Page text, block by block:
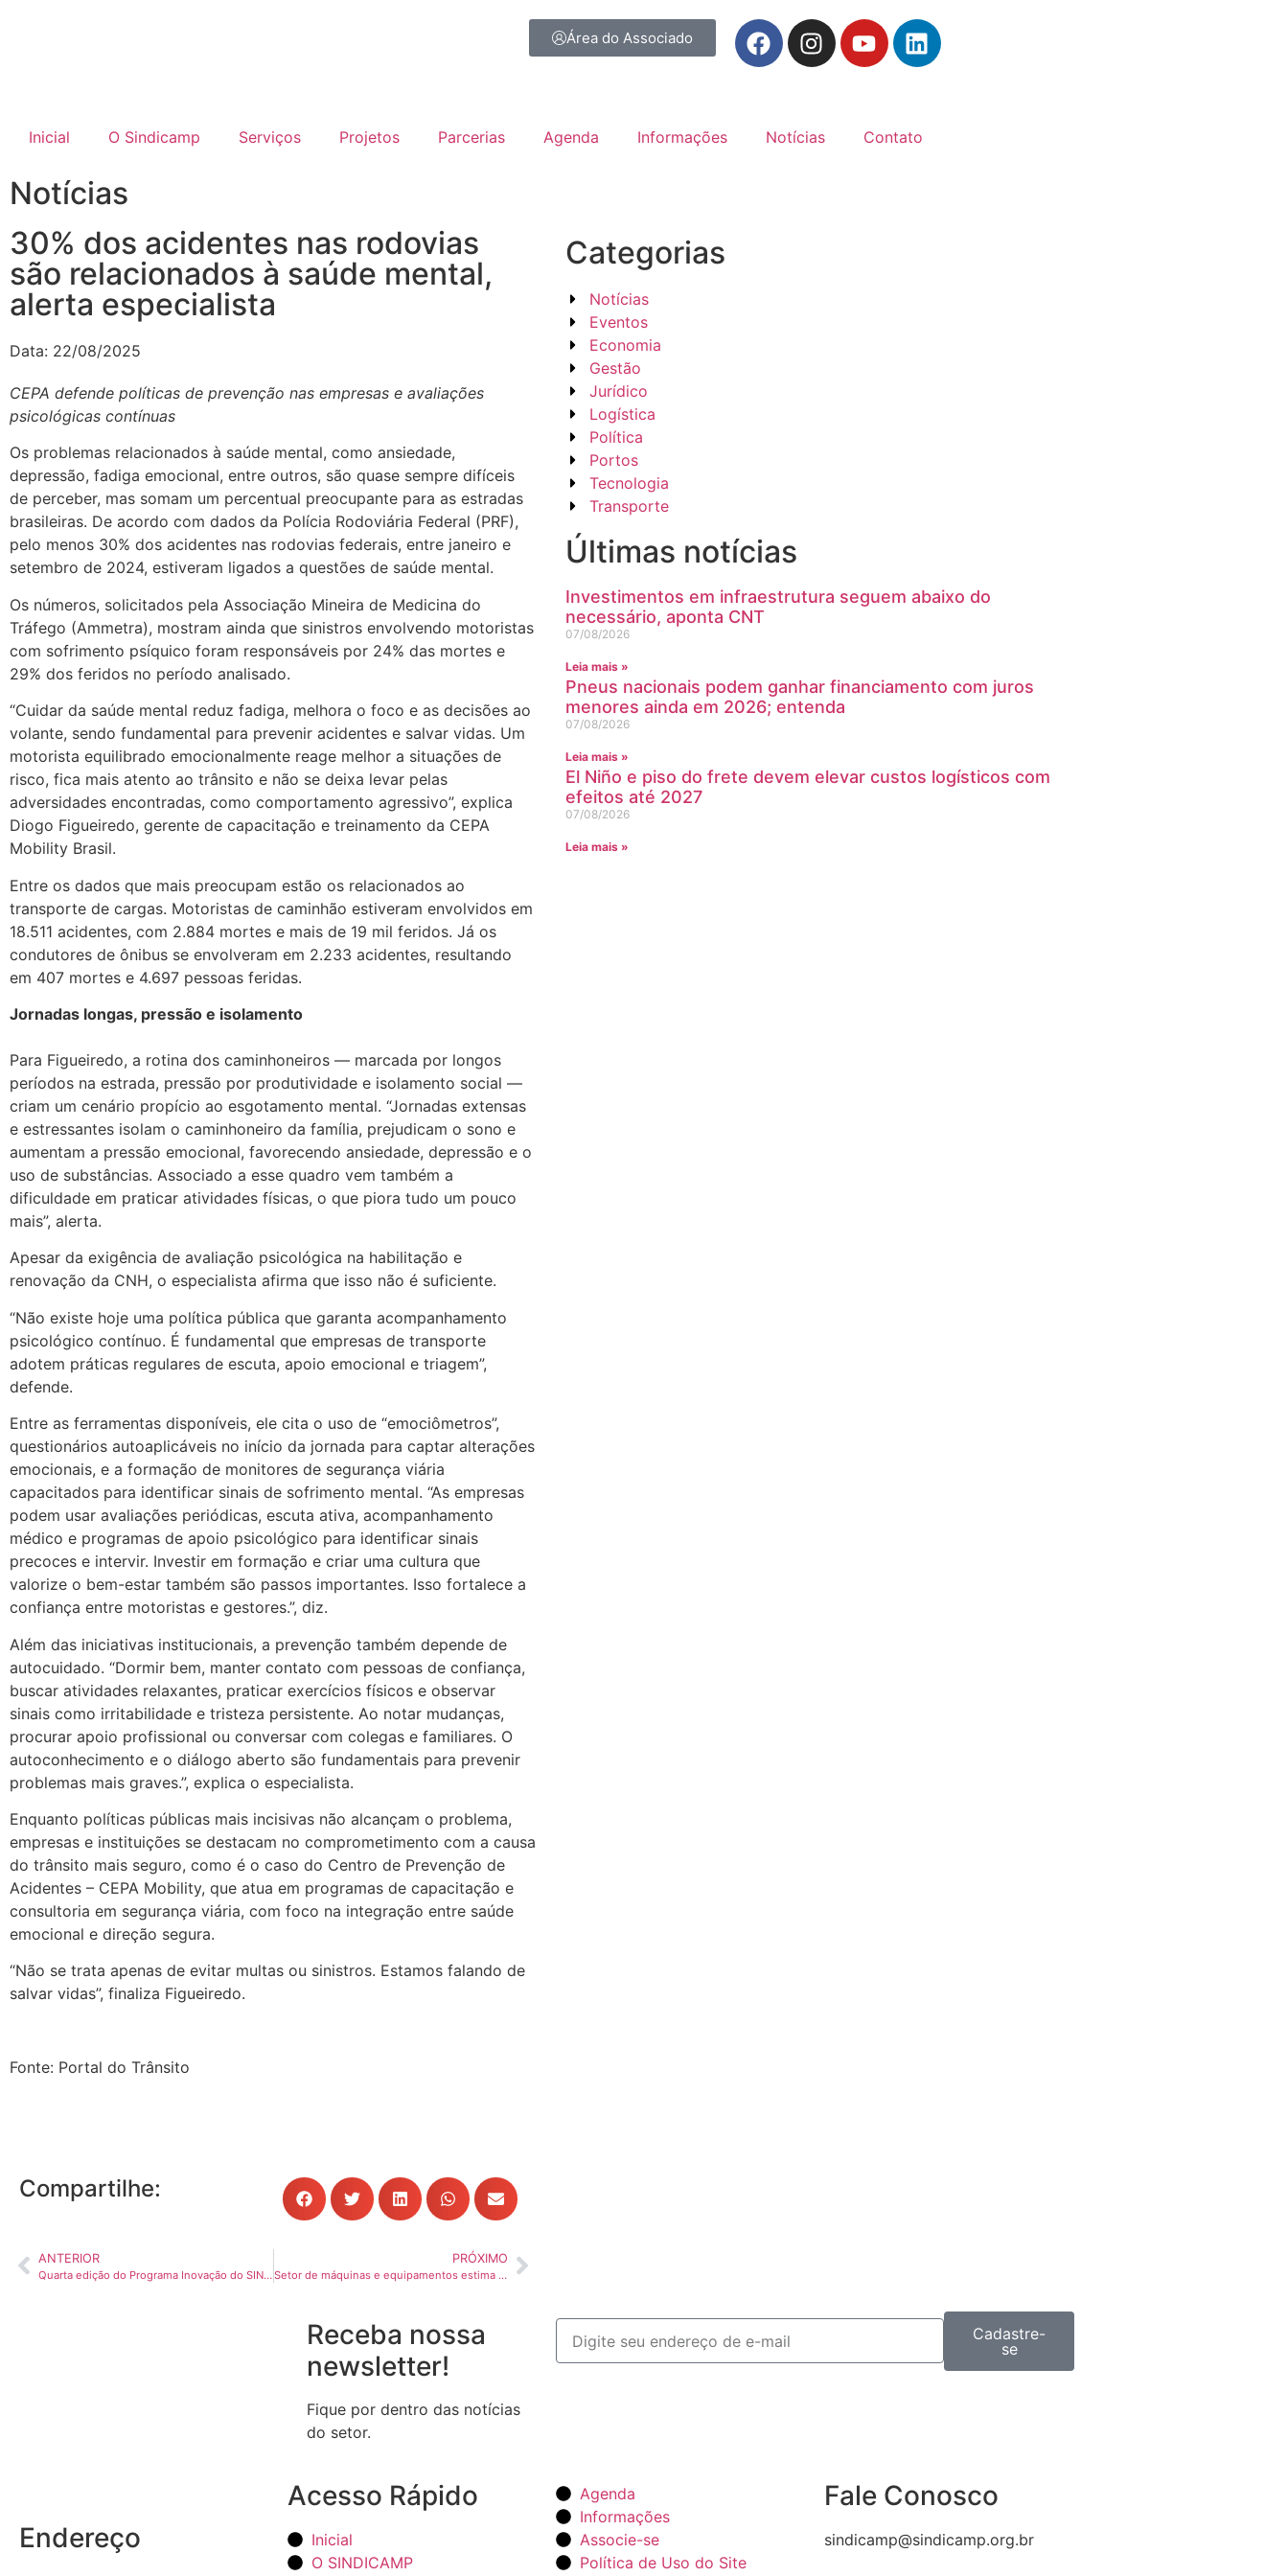
Área do Associado
Inicial O Sindicamp Serviços Projetos Parcerias Agenda Informações Notícias Contato
Notícias
30% dos acidentes nas rodovias
são relacionados à saúde mental,
alerta especialista
Data: 22/08/2025
CEPA defende políticas de prevenção nas empresas e avaliações
psicológicas contínuas
Os problemas relacionados à saúde mental, como ansiedade,
depressão, fadiga emocional, entre outros, são quase sempre difíceis
de perceber, mas somam um percentual preocupante para as estradas
brasileiras. De acordo com dados da Polícia Rodoviária Federal (PRF),
pelo menos 30% dos acidentes nas rodovias federais, entre janeiro e
setembro de 2024, estiveram ligados a questões de saúde mental.
Os números, solicitados pela Associação Mineira de Medicina do
Tráfego (Ammetra), mostram ainda que sinistros envolvendo motoristas
com sofrimento psíquico foram responsáveis por 24% das mortes e
29% dos feridos no período analisado.
“Cuidar da saúde mental reduz fadiga, melhora o foco e as decisões ao
volante, sendo fundamental para prevenir acidentes e salvar vidas. Um
motorista equilibrado emocionalmente reage melhor a situações de
risco, fica mais atento ao trânsito e não se deixa levar pelas
adversidades encontradas, como comportamento agressivo”, explica
Diogo Figueiredo, gerente de capacitação e treinamento da CEPA
Mobility Brasil.
Entre os dados que mais preocupam estão os relacionados ao
transporte de cargas. Motoristas de caminhão estiveram envolvidos em
18.511 acidentes, com 2.884 mortes e mais de 19 mil feridos. Já os
condutores de ônibus se envolveram em 2.233 acidentes, resultando
em 407 mortes e 4.697 pessoas feridas.
Jornadas longas, pressão e isolamento
Para Figueiredo, a rotina dos caminhoneiros — marcada por longos
períodos na estrada, pressão por produtividade e isolamento social —
criam um cenário propício ao esgotamento mental. “Jornadas extensas
e estressantes isolam o caminhoneiro da família, prejudicam o sono e
aumentam a pressão emocional, favorecendo ansiedade, depressão e o
uso de substâncias. Associado a esse quadro vem também a
dificuldade em praticar atividades físicas, o que piora tudo um pouco
mais”, alerta.
Apesar da exigência de avaliação psicológica na habilitação e
renovação da CNH, o especialista afirma que isso não é suficiente.
“Não existe hoje uma política pública que garanta acompanhamento
psicológico contínuo. É fundamental que empresas de transporte
adotem práticas regulares de escuta, apoio emocional e triagem”,
defende.
Entre as ferramentas disponíveis, ele cita o uso de “emociômetros”,
questionários autoaplicáveis no início da jornada para captar alterações
emocionais, e a formação de monitores de segurança viária
capacitados para identificar sinais de sofrimento mental. “As empresas
podem usar avaliações periódicas, escuta ativa, acompanhamento
médico e programas de apoio psicológico para identificar sinais
precoces e intervir. Investir em formação e criar uma cultura que
valorize o bem-estar também são passos importantes. Isso fortalece a
confiança entre motoristas e gestores.”, diz.
Além das iniciativas institucionais, a prevenção também depende de
autocuidado. “Dormir bem, manter contato com pessoas de confiança,
buscar atividades relaxantes, praticar exercícios físicos e observar
sinais como irritabilidade e tristeza persistente. Ao notar mudanças,
procurar apoio profissional ou conversar com colegas e familiares. O
autoconhecimento e o diálogo aberto são fundamentais para prevenir
problemas mais graves.”, explica o especialista.
Enquanto políticas públicas mais incisivas não alcançam o problema,
empresas e instituições se destacam no comprometimento com a causa
do trânsito mais seguro, como é o caso do Centro de Prevenção de
Acidentes – CEPA Mobility, que atua em programas de capacitação e
consultoria em segurança viária, com foco na integração entre saúde
emocional e direção segura.
“Não se trata apenas de evitar multas ou sinistros. Estamos falando de
salvar vidas”, finaliza Figueiredo.
Fonte: Portal do Trânsito
Compartilhe:
ANTERIOR
Quarta edição do Programa Inovação do SINDICAMP será realizada no dia 29 de agosto
PRÓXIMO
Setor de máquinas e equipamentos estima fechar 16 mil postos de trabalho com tarifaço
Categorias
Notícias
Eventos
Economia
Gestão
Jurídico
Logística
Política
Portos
Tecnologia
Transporte
Últimas notícias
Investimentos em infraestrutura seguem abaixo do
necessário, aponta CNT
07/08/2026
Leia mais »
Pneus nacionais podem ganhar financiamento com juros
menores ainda em 2026; entenda
07/08/2026
Leia mais »
El Niño e piso do frete devem elevar custos logísticos com
efeitos até 2027
07/08/2026
Leia mais »
Receba nossa
newsletter!
Fique por dentro das notícias
do setor.
Cadastre-
se
Endereço
Acesso Rápido
Inicial
O SINDICAMP
Agenda
Informações
Associe-se
Política de Uso do Site
Fale Conosco
sindicamp@sindicamp.org.br